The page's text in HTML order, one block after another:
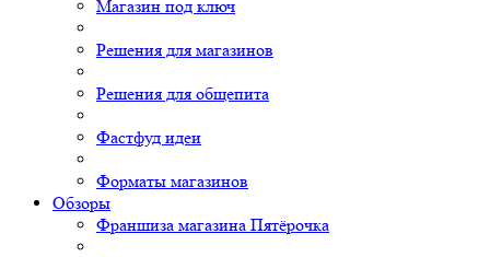
Магазин под ключ
Решения для магазинов
Решения для общепита
Фастфуд идеи
Форматы магазинов
Обзоры
Франшиза магазина Пятёрочка